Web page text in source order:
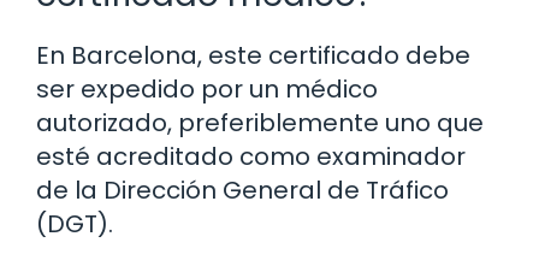
En Barcelona, este certificado debe
ser expedido por un médico
autorizado, preferiblemente uno que
esté acreditado como examinador
de la Dirección General de Tráfico
(DGT).